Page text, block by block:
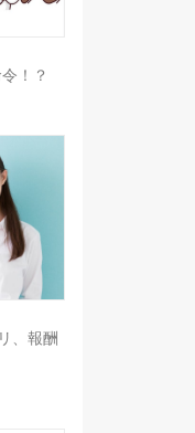
！？
、報酬